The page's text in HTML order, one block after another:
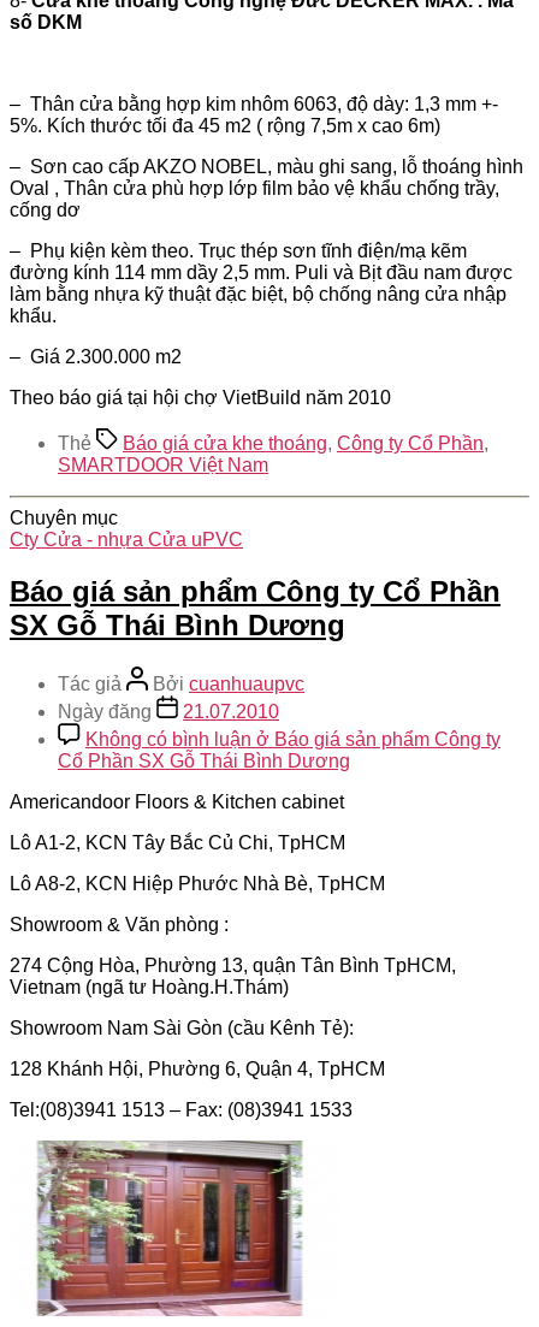
số DKM
– Thân cửa bằng hợp kim nhôm 6063, độ dày: 1,3 mm +-
5%. Kích thước tối đa 45 m2 ( rộng 7,5m x cao 6m)
– Sơn cao cấp AKZO NOBEL, màu ghi sang, lỗ thoáng hình
Oval , Thân cửa phù hợp lớp film bảo vệ khẩu chống trầy,
cống dơ
– Phụ kiện kèm theo. Trục thép sơn tĩnh điện/mạ kẽm
đường kính 114 mm dầy 2,5 mm. Puli và Bịt đầu nam được
làm bằng nhựa kỹ thuật đặc biệt, bộ chống nâng cửa nhập
khẩu.
– Giá 2.300.000 m2
Theo báo giá tại hội chợ VietBuild năm 2010
Thẻ Báo giá cửa khe thoáng, Công ty Cổ Phần,
SMARTDOOR Việt Nam
Chuyên mục
Cty Cửa - nhựa Cửa uPVC
Báo giá sản phẩm Công ty Cổ Phần
SX Gỗ Thái Bình Dương
Tác giả Bởi cuanhuaupvc
Ngày đăng
21.07.2010
Không có bình luận ở Báo giá sản phẩm Công ty
Cổ Phần SX Gỗ Thái Bình Dương
Americandoor Floors & Kitchen cabinet
Lô A1-2, KCN Tây Bắc Củ Chi, TpHCM
Lô A8-2, KCN Hiệp Phước Nhà Bè, TpHCM
Showroom & Văn phòng :
274 Cộng Hòa, Phường 13, quận Tân Bình TpHCM,
Vietnam (ngã tư Hoàng.H.Thám)
Showroom Nam Sài Gòn (cầu Kênh Tẻ):
128 Khánh Hội, Phường 6, Quận 4, TpHCM
Tel:(08)3941 1513 – Fax: (08)3941 1533